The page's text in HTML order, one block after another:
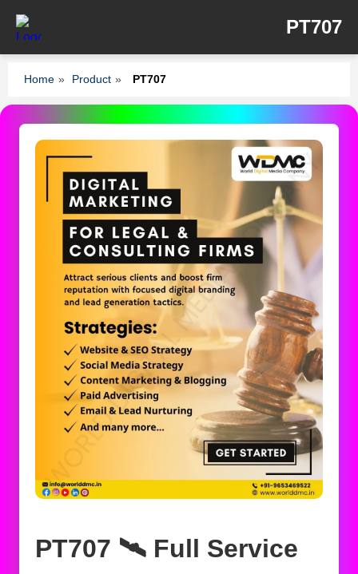
PT707
Home » Product » PT707
PT707 🛰️‍ Full Service